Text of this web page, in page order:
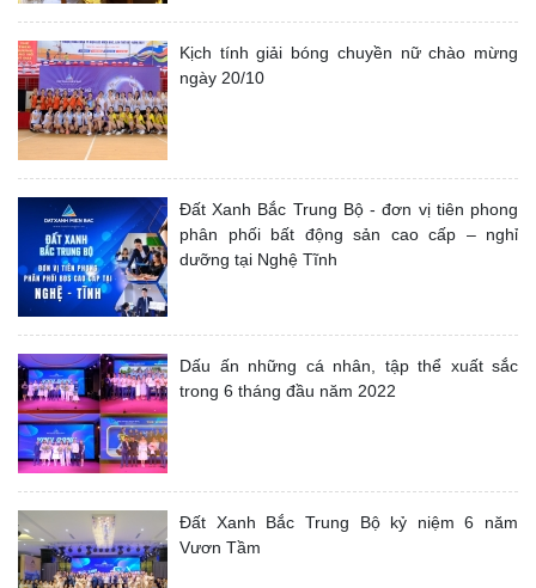
Kịch tính giải bóng chuyền nữ chào mừng
ngày 20/10
Đất Xanh Bắc Trung Bộ - đơn vị tiên phong
phân phối bất động sản cao cấp – nghỉ
dưỡng tại Nghệ Tĩnh
Dấu ấn những cá nhân, tập thể xuất sắc
trong 6 tháng đầu năm 2022
Đất Xanh Bắc Trung Bộ kỷ niệm 6 năm
Vươn Tầm